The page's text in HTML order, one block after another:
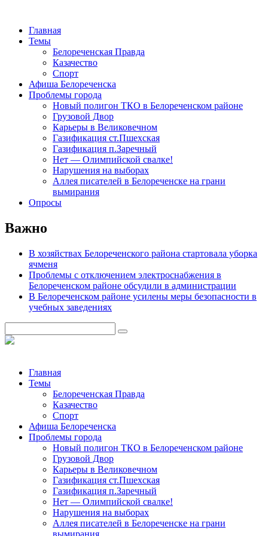
Главная
Темы
Белореченская Правда
Казачество
Спорт
Афиша Белореченска
Проблемы города
Новый полигон ТКО в Белореченском районе
Грузовой Двор
Карьеры в Великовечном
Газификация ст.Пшехская
Газификация п.Заречный
Нет — Олимпийской свалке!
Нарушения на выборах
Аллея писателей в Белореченске на грани
вымирания
Опросы
Важно
В хозяйствах Белореченского района стартовала уборка
ячменя
Проблемы с отключением электроснабжения в
Белореченском районе обсудили в администрации
В Белореченском районе усилены меры безопасности в
учебных заведениях
Главная
Темы
Белореченская Правда
Казачество
Спорт
Афиша Белореченска
Проблемы города
Новый полигон ТКО в Белореченском районе
Грузовой Двор
Карьеры в Великовечном
Газификация ст.Пшехская
Газификация п.Заречный
Нет — Олимпийской свалке!
Нарушения на выборах
Аллея писателей в Белореченске на грани
вымирания